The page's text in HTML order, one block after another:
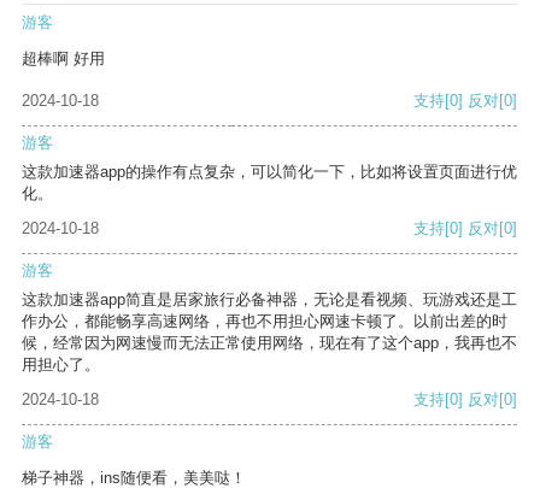
游客
超棒啊 好用
2024-10-18 支持[0] 反对[0]
游客
这款加速器app的操作有点复杂，可以简化一下，比如将设置页面进行优
化。
2024-10-18
支持[0] 反对[0]
游客
这款加速器app简直是居家旅行必备神器，无论是看视频、玩游戏还是工
作办公，都能畅享高速网络，再也不用担心网速卡顿了。以前出差的时
候，经常因为网速慢而无法正常使用网络，现在有了这个app，我再也不
用担心了。
2024-10-18
支持[0] 反对[0]
游客
梯子神器，ins随便看，美美哒！